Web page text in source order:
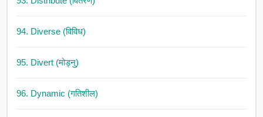
94. Diverse (विविध)
95. Divert (मोड्नु)
96. Dynamic (गतिशील)